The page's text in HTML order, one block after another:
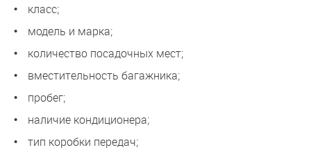
класс;
модель и марка;
количество посадочных мест;
вместительность багажника;
пробег;
наличие кондиционера;
тип коробки передач;